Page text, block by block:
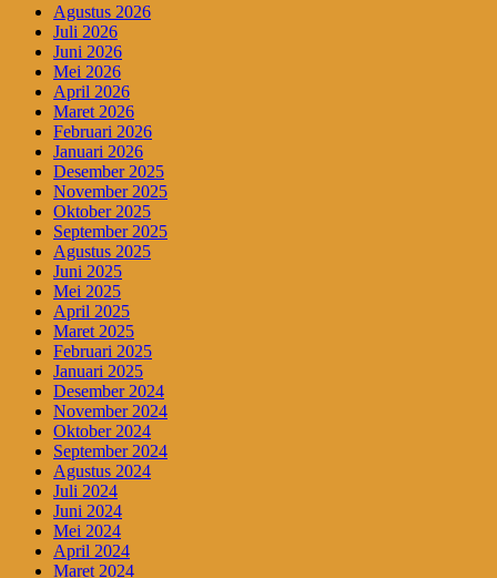
Agustus 2026
Juli 2026
Juni 2026
Mei 2026
April 2026
Maret 2026
Februari 2026
Januari 2026
Desember 2025
November 2025
Oktober 2025
September 2025
Agustus 2025
Juni 2025
Mei 2025
April 2025
Maret 2025
Februari 2025
Januari 2025
Desember 2024
November 2024
Oktober 2024
September 2024
Agustus 2024
Juli 2024
Juni 2024
Mei 2024
April 2024
Maret 2024